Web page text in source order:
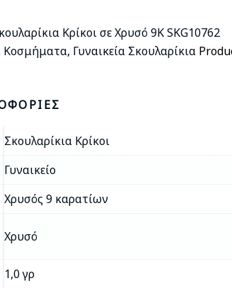
Κρίκοι σε Χρυσό 9Κ SKG10762
Κοσμήματα, Γυναικεία Σκουλαρίκια
Σκουλαρίκια Κρίκοι
Γυναικείο
Χρυσός 9 καρατίων
Χρυσό
1,0 γρ